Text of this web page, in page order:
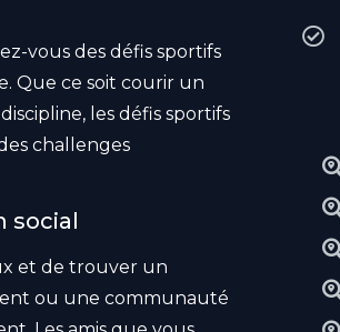
vous des défis sportifs
Que ce soit courir un
les défis sportifs
challenges
social
et de trouver un
ou une communauté